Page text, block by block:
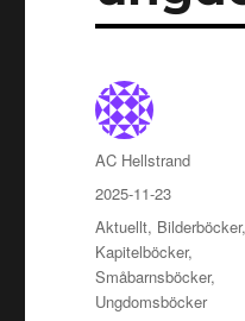
Författare
AC Hellstrand
Publicerat
den
2025-11-23
Kategorier
Aktuellt, Bilderböcker,
Kapitelböcker,
Småbarnsböcker,
Ungdomsböcker